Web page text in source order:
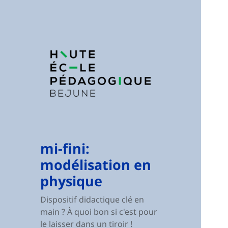
mi-fini:
modélisation en
physique
Dispositif didactique clé en
main ? À quoi bon si c'est pour
le laisser dans un tiroir !